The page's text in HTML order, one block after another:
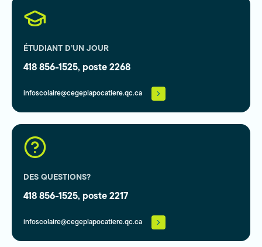
ÉTUDIANT D’UN JOUR
418 856-1525, poste 2268
infoscolaire@cegeplapocatiere.qc.ca
DES QUESTIONS?
418 856-1525, poste 2217
infoscolaire@cegeplapocatiere.qc.ca